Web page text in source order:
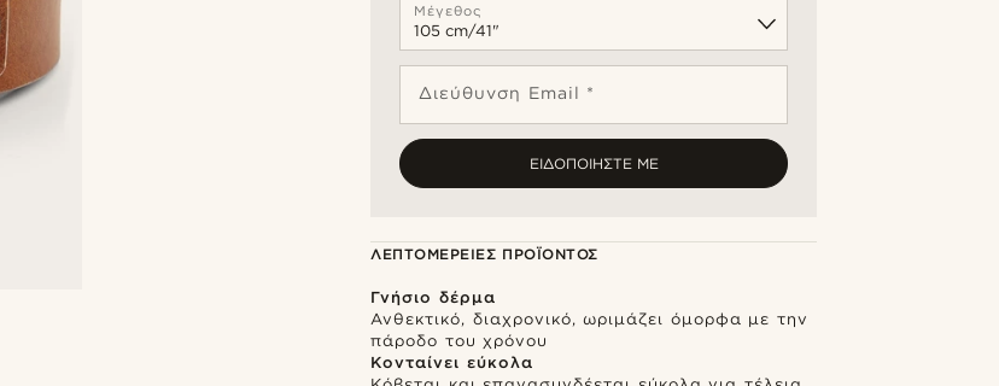
Μέγεθος
Διεύθυνση Email *
ΕΙΔΟΠΟΙΉΣΤΕ ΜΕ
ΛΕΠΤΟΜΈΡΕΙΕΣ ΠΡΟΪΌΝΤΟΣ
Γνήσιο δέρμα
Ανθεκτικό, διαχρονικό, ωριμάζει όμορφα με την
πάροδο του χρόνου
Κονταίνει εύκολα